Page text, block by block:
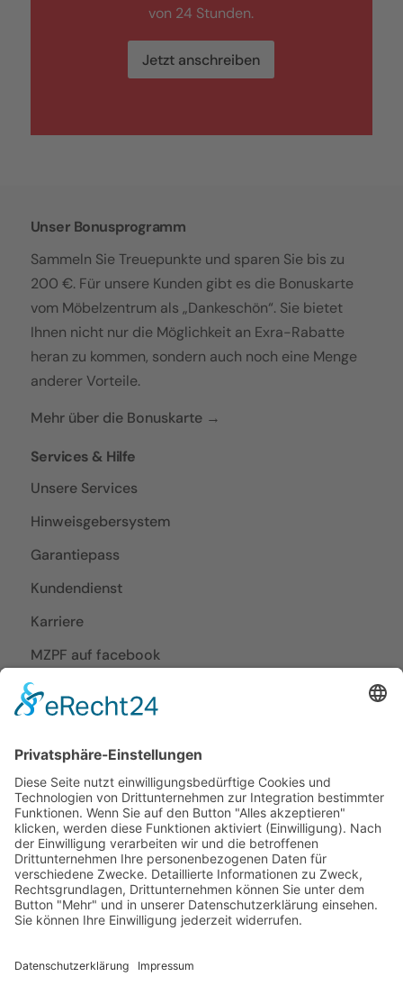
von 24 Stunden.
Jetzt anschreiben
Unser Bonusprogramm
Sammeln Sie Treuepunkte und sparen Sie bis zu
200 €. Für unsere Kunden gibt es die Bonuskarte
vom Möbelzentrum als „Dankeschön“. Sie bietet
Ihnen nicht nur die Möglichkeit an Exra-Rabatte
heran zu kommen, sondern auch noch eine Menge
anderer Vorteile.
Mehr über die Bonuskarte →
Services & Hilfe
Unsere Services
Hinweisgebersystem
Garantiepass
Kundendienst
Karriere
MZPF auf facebook
MZPF auf Instagram
Küchen-Ideen
Küchenplanung vor Ort
Angebote
Angebote und Prospekte
Aktionsbedingungen
Restaurant